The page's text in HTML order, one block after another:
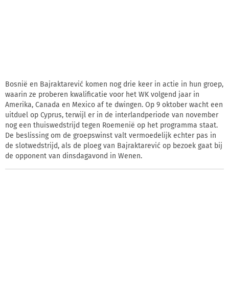
Bosnië en Bajraktarević komen nog drie keer in actie in hun groep,
waarin ze proberen kwalificatie voor het WK volgend jaar in
Amerika, Canada en Mexico af te dwingen. Op 9 oktober wacht een
uitduel op Cyprus, terwijl er in de interlandperiode van november
nog een thuiswedstrijd tegen Roemenië op het programma staat.
De beslissing om de groepswinst valt vermoedelijk echter pas in
de slotwedstrijd, als de ploeg van Bajraktarević op bezoek gaat bij
de opponent van dinsdagavond in Wenen.